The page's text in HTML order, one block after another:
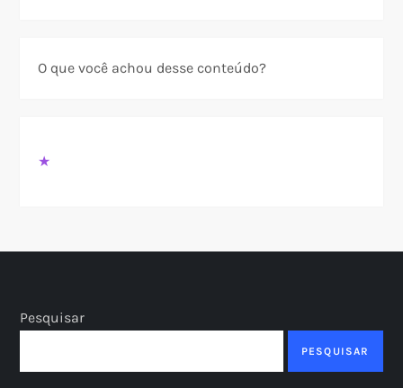
O que você achou desse conteúdo?
★
Pesquisar
PESQUISAR